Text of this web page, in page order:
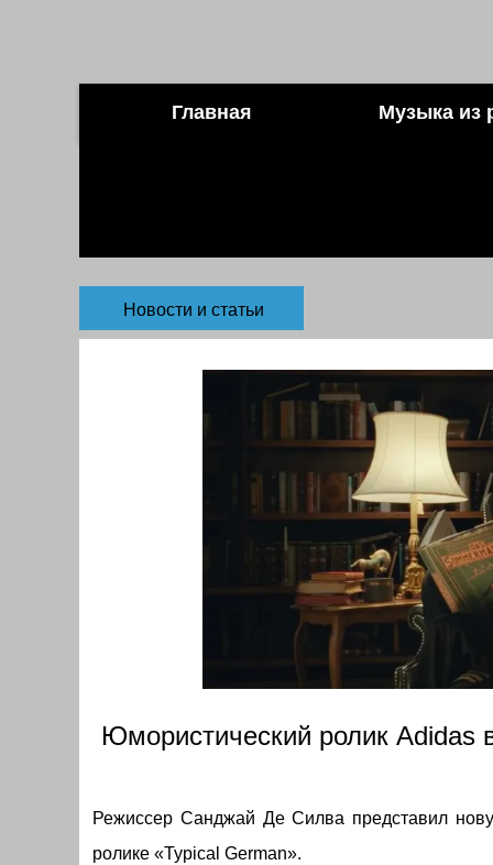
Главная Музыка из
Новости и статьи
Юмористический ролик Adidas
Режиссер Санджай Де Силва представил
ролике «Typical German».